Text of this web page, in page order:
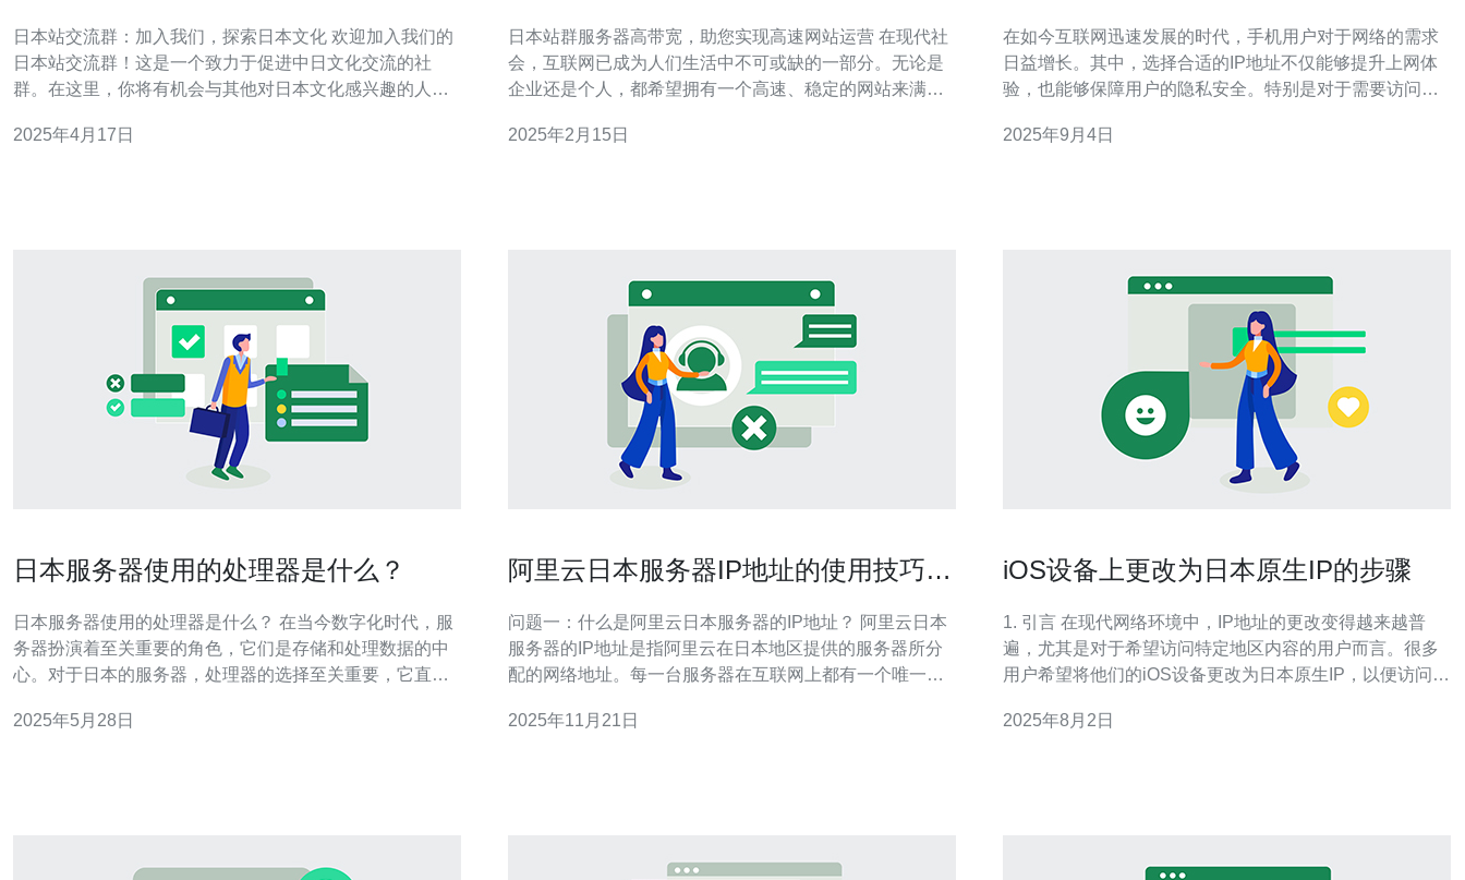
日本站交流群：加入我们，探索日本文化 欢迎加入我们的
日本站交流群！这是一个致力于促进中日文化交流的社
群。在这里，你将有机会与其他对日本文化感兴趣的人交
术和其他方面的知识。 我们的交流群是一个开放、友好的
2025年4月17日
日本站群服务器高带宽，助您实现高速网站运营 在现代社
会，互联网已成为人们生活中不可或缺的一部分。无论是
企业还是个人，都希望拥有一个高速、稳定的网站来满足
关键。 日本作为亚洲的科技强国，拥有先进的网络基础设
2025年2月15日
在如今互联网迅速发展的时代，手机用户对于网络的需求
日益增长。其中，选择合适的IP地址不仅能够提升上网体
验，也能够保障用户的隐私安全。特别是对于需要访问日
日本原生IP显得尤为重要。本文将为您介绍手机用户如何
2025年9月4日
日本服务器使用的处理器是什么？
日本服务器使用的处理器是什么？ 在当今数字化时代，服
务器扮演着至关重要的角色，它们是存储和处理数据的中
心。对于日本的服务器，处理器的选择至关重要，它直接
用什么样的处理器呢？本文将为您揭晓答案。 在日本的服
2025年5月28日
阿里云日本服务器IP地址的使用技巧与
问题一：什么是阿里云日本服务器的IP地址？ 阿里云日本
服务器的IP地址是指阿里云在日本地区提供的服务器所分
配的网络地址。每一台服务器在互联网上都有一个唯一的
户，通常是为了满足特定的业务需求，比如优化网站在日
2025年11月21日
iOS设备上更改为日本原生IP的步骤
1. 引言 在现代网络环境中，IP地址的更改变得越来越普
遍，尤其是对于希望访问特定地区内容的用户而言。很多
用户希望将他们的iOS设备更改为日本原生IP，以便访问日
日本原生IP的步骤，并提供相关的服务器和VPS配置示
2025年8月2日